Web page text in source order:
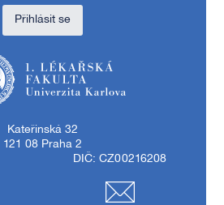
Přihlásit se
Kateřinská 32
121 08 Praha 2
DIČ: CZ00216208